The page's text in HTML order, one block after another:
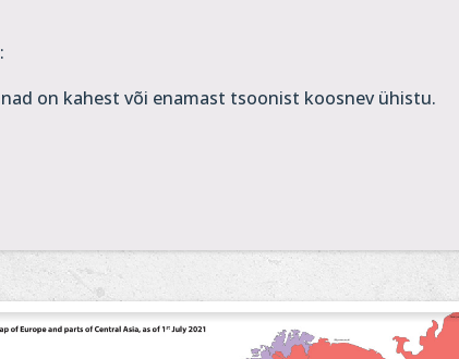
on kahest või enamast tsoonist koosnev ühistu.